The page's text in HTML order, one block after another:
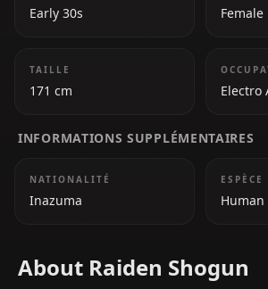
Early 30s Female
TAILLE
171 cm Electro
INFORMATIONS SUPPLÉMENTAIRES
NATIONALITÉ
Inazuma
ESPÈCE
Human
About Raiden Shogun